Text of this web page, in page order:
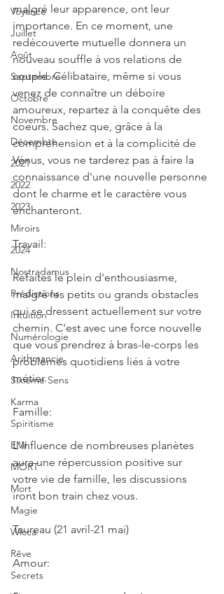
Voyance
Juillet
Août
Septembre
Octobre
Novembre
Décembre
2021
2022
2023
Miroirs
2024
Nostradamus
Prédictions
Intuition
Numérologie
Arithmancie
Sixième Sens
Karma
Spiritisme
EMI
MORT
Mort
Magie
Wicca
Rêve
Secrets
malgré leur apparence, ont leur
importance. En ce moment, une
redécouverte mutuelle donnera un
nouveau souffle à vos relations de
couple. Célibataire, même si vous
venez de connaître un déboire
amoureux, repartez à la conquête des
coeurs. Sachez que, grâce à la
compréhension et à la complicité de
Vénus, vous ne tarderez pas à faire la
connaissance d'une nouvelle personne
dont le charme et le caractère vous
enchanteront.
Travail:
Refaites le plein d'enthousiasme,
malgré les petits ou grands obstacles
qui se dressent actuellement sur votre
chemin. C'est avec une force nouvelle
que vous prendrez à bras-le-corps les
problèmes quotidiens liés à votre
métier.
Famille:
L'influence de nombreuses planètes
aura une répercussion positive sur
votre vie de famille, les discussions
iront bon train chez vous.
Taureau (21 avril-21 mai)
Amour: